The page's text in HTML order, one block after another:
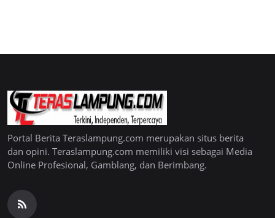
Portal Berita Teraslampung.com merupakan situs berita
dan opini. Teraslampung.com memiliki visi sebagai Media
Online Profesional, Gamblang, dan Berimbang.